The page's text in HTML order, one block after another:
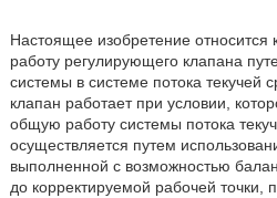
Настоящее изобретение относится
работу регулирующего клапана
системы в системе потока текучей
клапан работает при условии,
общую работу системы потока
осуществляется путем
выполненной с возможностью
до корректируемой рабочей точки,